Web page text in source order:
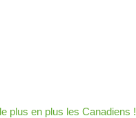
plus en plus les Canadiens !